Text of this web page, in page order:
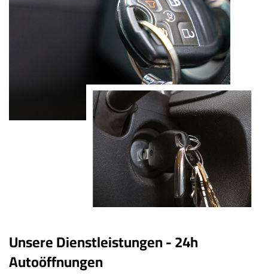
Unsere Dienstleistungen - 24h
Autoöffnungen